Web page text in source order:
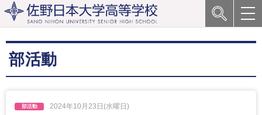
部活動
2024年10月23日(水曜日)